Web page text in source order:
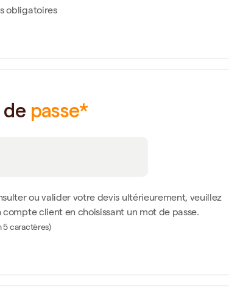
obligatoires
passe*
ou valider votre devis ultérieurement, veuillez
compte client en choisissant un mot de passe.
5 caractères)